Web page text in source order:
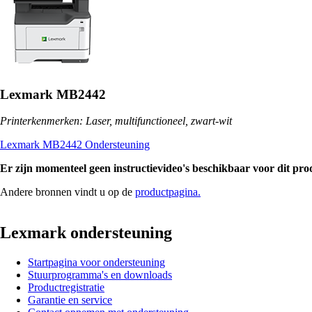
Lexmark MB2442
Printerkenmerken: Laser, multifunctioneel, zwart-wit
Lexmark MB2442 Ondersteuning
Er zijn momenteel geen instructievideo's beschikbaar voor dit
Andere bronnen vindt u op de productpagina.
Lexmark ondersteuning
Startpagina voor ondersteuning
Stuurprogramma's en downloads
Productregistratie
Garantie en service